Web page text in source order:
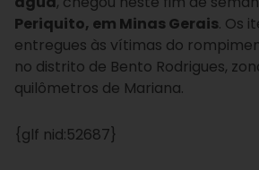
Periquito, em Minas Gerais. Os
entregues às vítimas do
no distrito de Bento Rodrigues,
quilômetros de Mariana.
{glf nid:52687}